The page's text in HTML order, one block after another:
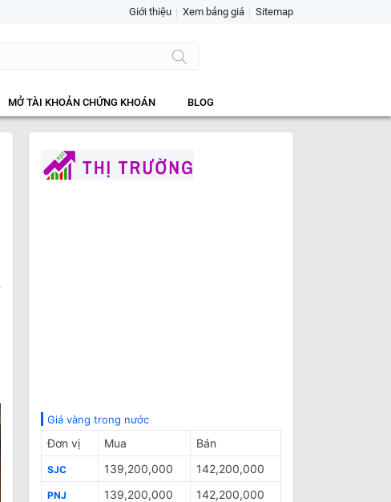
Giới thiệu Xem bảng giá Sitemap
MỞ TÀI KHOẢN CHỨNG KHOÁN BLOG
Giá vàng trong nước
Đơn vị Mua Bán
SJC 139,200,000 142,200,000
PNJ 139,200,000 142,200,000